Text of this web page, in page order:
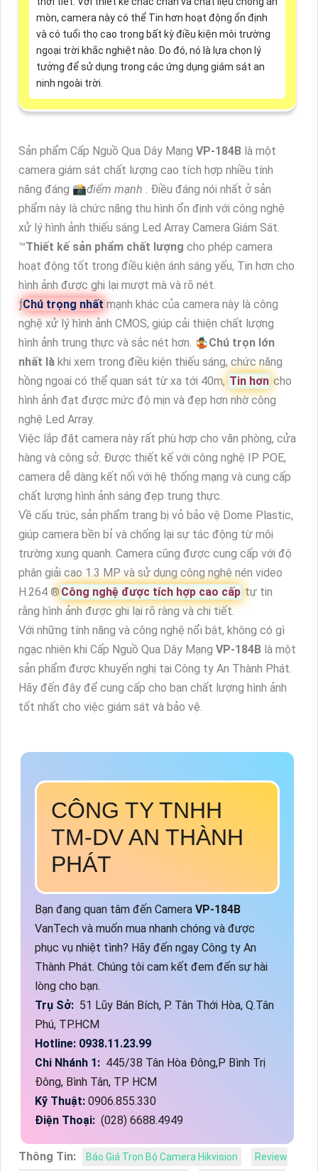
mòn, camera này có thể Tin hơn hoạt động ổn định
và có tuổi thọ cao trong bất kỳ điều kiện môi trường
ngoại trời khắc nghiệt nào. Do đó, nó là lựa chọn lý
tưởng để sử dụng trong các ứng dụng giám sát an
ninh ngoài trời.
Sản phẩm Cấp Nguồ Qua Dây Mạng VP-184B là một
camera giám sát chất lượng cao tích hợp nhiều tính
năng đáng 📸điểm mạnh . Điều đáng nói nhất ở sản
phẩm này là chức năng thu hình ổn định với công nghệ
xử lý hình ảnh thiếu sáng Led Array Camera Giám Sát.
™️Thiết kế sản phẩm chất lượng cho phép camera
hoạt động tốt trong điều kiện ánh sáng yếu, Tin hơn cho
hình ảnh được ghi lại mượt mà và rõ nét.
ƒChú trọng nhất mạnh khác của camera này là công
nghệ xử lý hình ảnh CMOS, giúp cải thiện chất lượng
hình ảnh trung thực và sắc nét hơn. 🤹Chú trọn lớn
nhất là khi xem trong điều kiện thiếu sáng, chức năng
hồng ngoại có thể quan sát từ xa tới 40m, Tin hơn cho
hình ảnh đạt được mức độ mịn và đẹp hơn nhờ công
nghệ Led Array.
Việc lắp đặt camera này rất phù hợp cho văn phòng, cửa
hàng và công sở. Được thiết kế với công nghệ IP POE,
camera dễ dàng kết nối với hệ thống mạng và cung cấp
chất lượng hình ảnh sáng đẹp trung thực.
Về cấu trúc, sản phẩm trang bị vỏ bảo vệ Dome Plastic,
giúp camera bền bỉ và chống lại sự tác động từ môi
trường xung quanh. Camera cũng được cung cấp với độ
phân giải cao 1.3 MP và sử dụng công nghệ nén video
H.264 ®️ Công nghệ được tích hợp cao cấp tự tin
rằng hình ảnh được ghi lại rõ ràng và chi tiết.
Với những tính năng và công nghệ nổi bật, không có gì
ngạc nhiên khi Cấp Nguồ Qua Dây Mạng VP-184B là một
sản phẩm được khuyến nghị tại Công ty An Thành Phát.
Hãy đến đây để cung cấp cho bạn chất lượng hình ảnh
tốt nhất cho việc giám sát và bảo vệ.
CÔNG TY TNHH
TM-DV AN THÀNH
PHÁT
Bạn đang quan tâm đến Camera VP-184B
VanTech và muốn mua nhanh chóng và được
phục vụ nhiệt tình? Hãy đến ngay Công ty An
Thành Phát. Chúng tôi cam kết đem đến sự hài
lòng cho bạn.
Trụ Sở: 51 Lũy Bán Bích, P. Tân Thới Hòa, Q.Tân
Phú, TP.HCM
Hotline: 0938.11.23.99
Chi Nhánh 1: 445/38 Tân Hòa Đông,P Bình Trị
Đông, Bình Tân, TP HCM
Kỹ Thuật: 0906.855.330
Điện Thoại: (028) 6688.4949
Thông Tin: Báo Giá Trọn Bộ Camera Hikvision
Review